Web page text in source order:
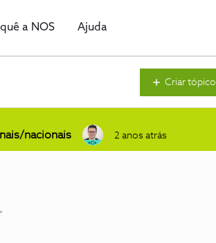
a NOS Ajuda
Criar tópico
nacionais 2 anos atrás